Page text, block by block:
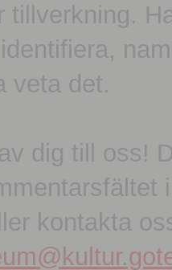
tillverkning.
veta det.
dig till oss!
kontakta